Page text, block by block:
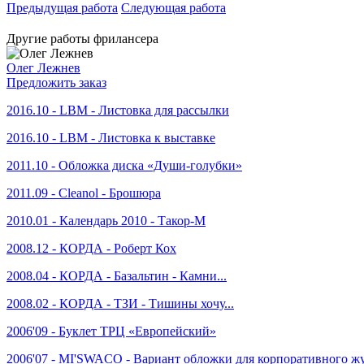
Предыдущая работа Следующая работа
Другие работы фрилансера
Олег Лежнев
Предложить заказ
2016.10 - LBM - Листовка для рассылки
2016.10 - LBM - Листовка к выставке
2011.10 - Обложка диска «Души-голубки»
2011.09 - Cleanol - Брошюра
2010.01 - Календарь 2010 - Такор-М
2008.12 - КОРДА - Роберт Кох
2008.04 - КОРДА - Базальтин - Камни...
2008.02 - КОРДА - ТЗИ - Тишины хочу...
2006'09 - Буклет ТРЦ «Европейский»
2006'07 - MI'SWACO - Вариант обложки для корпоративного